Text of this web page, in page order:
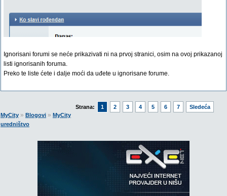
Ignorisani forumi se neće prikazivati ni na prvoj stranici, osim na ovoj prikazanoj
listi ignorisanih foruma.
Preko te liste ćete i dalje moći da uđete u ignorisane forume.
Strana: 1 2 3 4 5 6 7
Sledeća
MyCity » Blogovi » MyCity
uredništvo